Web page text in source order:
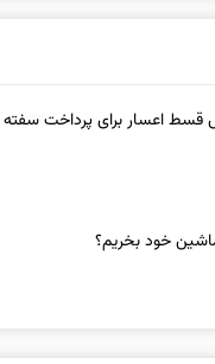
قسط اعسار برای پرداخت
خود بخریم؟